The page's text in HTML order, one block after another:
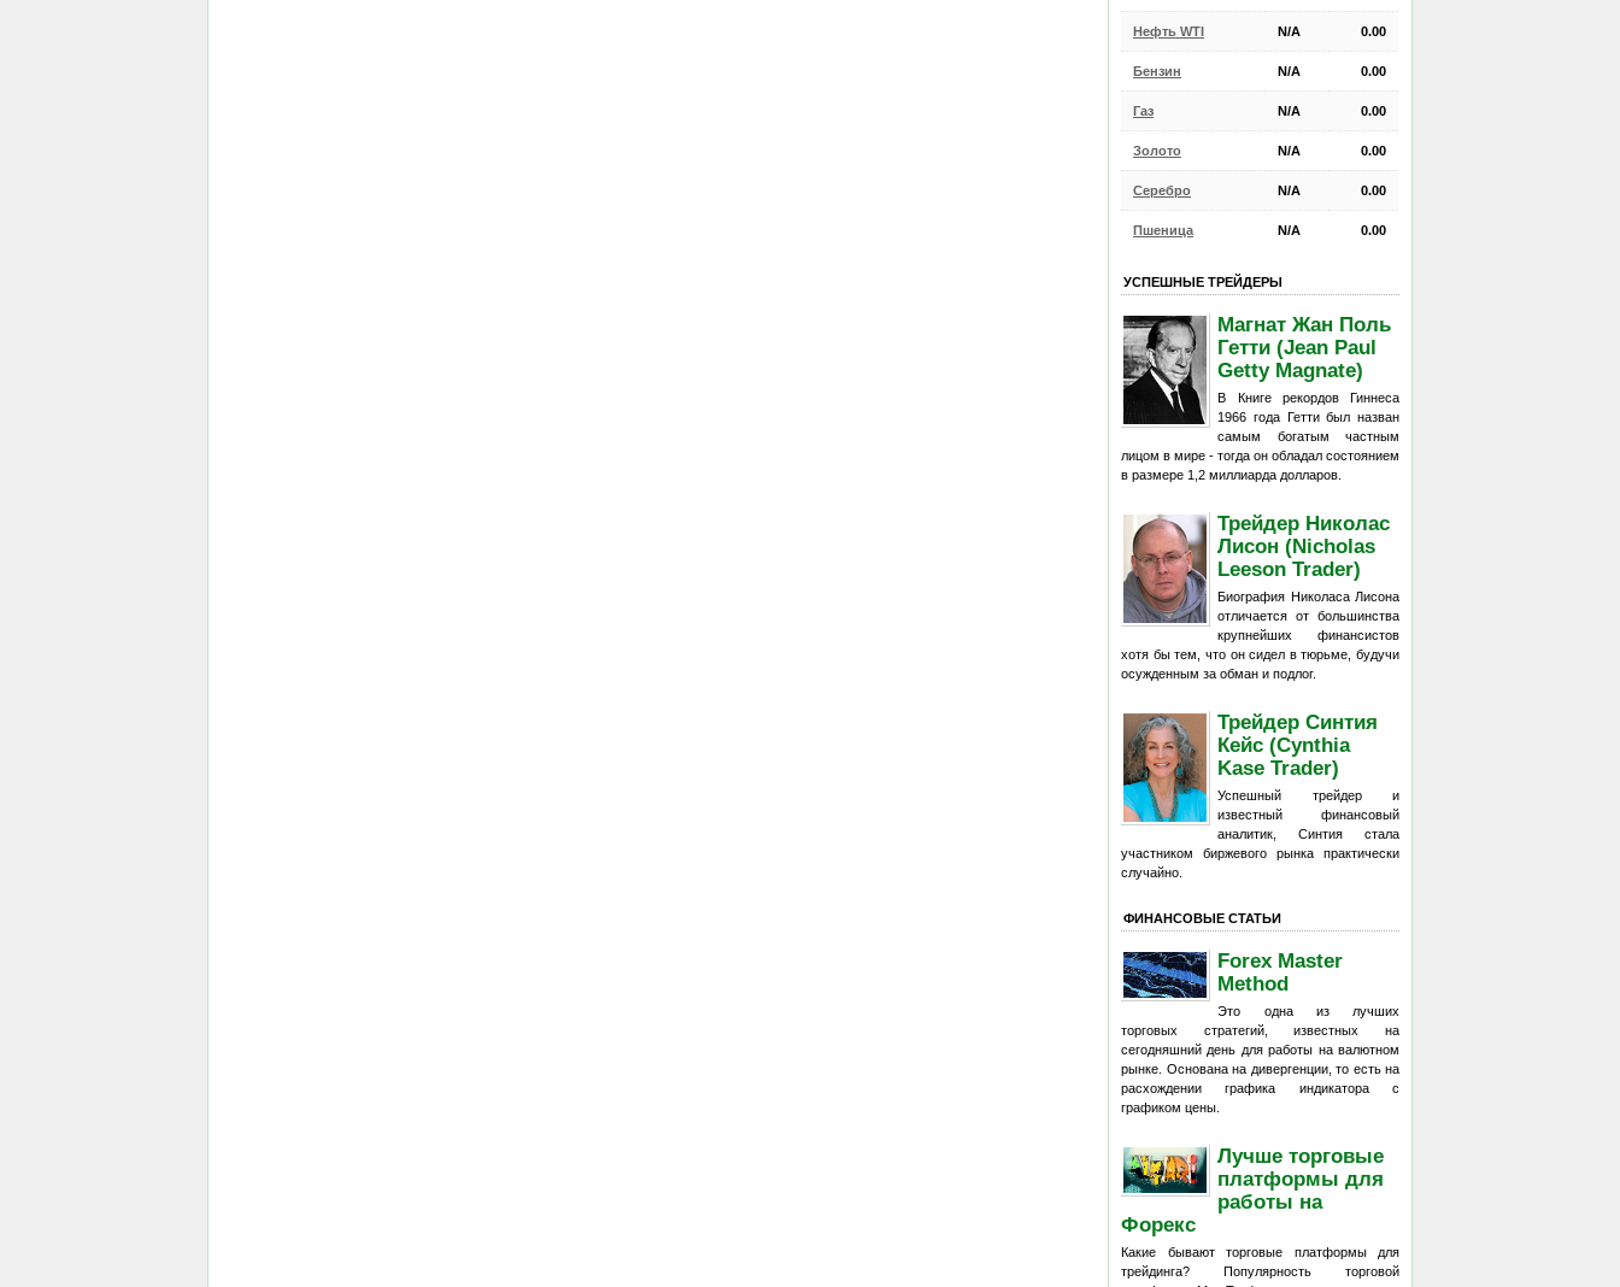
Нефть WTI N/A 0.00
Бензин N/A 0.00
Газ N/A 0.00
Золото N/A 0.00
Серебро N/A 0.00
Пшеница N/A 0.00
УСПЕШНЫЕ ТРЕЙДЕРЫ
Магнат Жан Поль
Гетти (Jean Paul
Getty Magnate)
В Книге рекордов Гиннеса
1966 года Гетти был назван
самым богатым частным
лицом в мире - тогда он обладал состоянием
в размере 1,2 миллиарда долларов.
Трейдер Николас
Лисон (Nicholas
Leeson Trader)
Биография Николаса Лисона
отличается от большинства
крупнейших финансистов
хотя бы тем, что он сидел в тюрьме, будучи
осужденным за обман и подлог.
Трейдер Синтия
Кейс (Cynthia
Kase Trader)
Успешный трейдер и
известный финансовый
аналитик, Синтия стала
участником биржевого рынка практически
случайно.
ФИНАНСОВЫЕ СТАТЬИ
Forex Master
Method
Это одна из лучших
торговых стратегий, известных на
сегодняшний день для работы на валютном
рынке. Основана на дивергенции, то есть на
расхождении графика индикатора с
графиком цены.
Лучше торговые
платформы для
работы на
Форекс
Какие бывают торговые платформы для
трейдинга? Популярность торговой